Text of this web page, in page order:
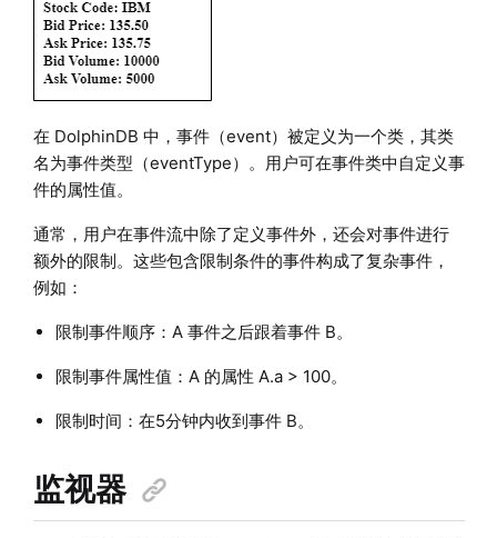
在 DolphinDB 中，事件（event）被定义为一个类，其类
名为事件类型（eventType）。用户可在事件类中自定义事
件的属性值。
通常，用户在事件流中除了定义事件外，还会对事件进行
额外的限制。这些包含限制条件的事件构成了复杂事件，
例如：
限制事件顺序：A 事件之后跟着事件 B。
限制事件属性值：A 的属性 A.a > 100。
限制时间：在5分钟内收到事件 B。
监视器